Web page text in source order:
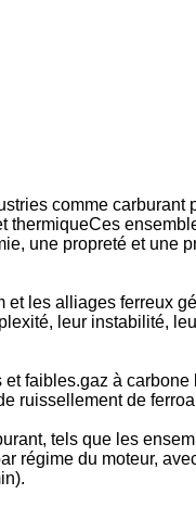
comme carburant
thermiqueCes
une propreté et une
et les alliages ferreux
leur instabilité,
faibles.gaz à carbone
ruissellement de
tels que les
régime du moteur,